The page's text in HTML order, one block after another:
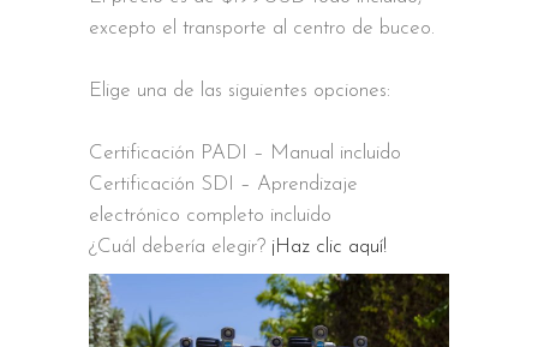
excepto el transporte al centro de buceo.
Elige una de las siguientes opciones:
Certificación PADI – Manual incluido
Certificación SDI – Aprendizaje
electrónico completo incluido
¿Cuál debería elegir? ¡Haz clic aquí!